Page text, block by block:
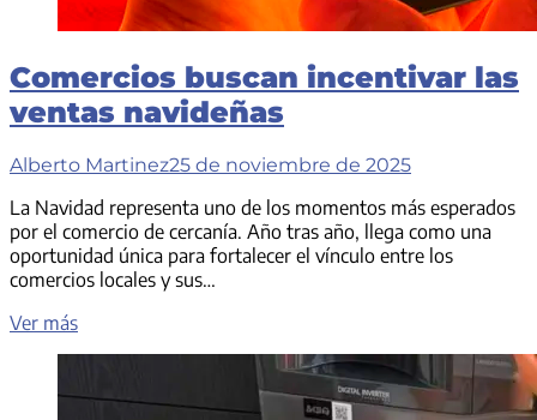
Comercios buscan incentivar las
ventas navideñas
Alberto Martinez25 de noviembre de 2025
La Navidad representa uno de los momentos más esperados
por el comercio de cercanía. Año tras año, llega como una
oportunidad única para fortalecer el vínculo entre los
comercios locales y sus…
Ver másComercios
las